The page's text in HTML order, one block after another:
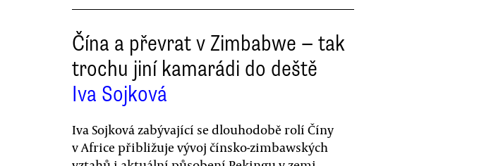
Čína a převrat v Zimbabwe — tak
trochu jiní kamarádi do deště
Iva Sojková
Iva Sojková zabývající se dlouhodobě rolí Číny
v Africe přibližuje vývoj čínsko-zimbawských